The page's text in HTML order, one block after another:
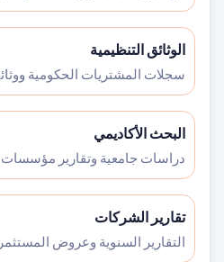
الوثائق التنظيمية
سجلات المشتريات الحكومية
البحث الأكاديمي
دراسات جامعية وتقارير
تقارير الشركات
التقارير السنوية وعروض